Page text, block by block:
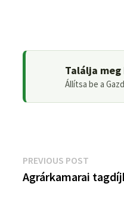
Találja
Állítsa be a
Bejegyzés
navigáció
PREVIOUS POST
post:
Agrárkamarai